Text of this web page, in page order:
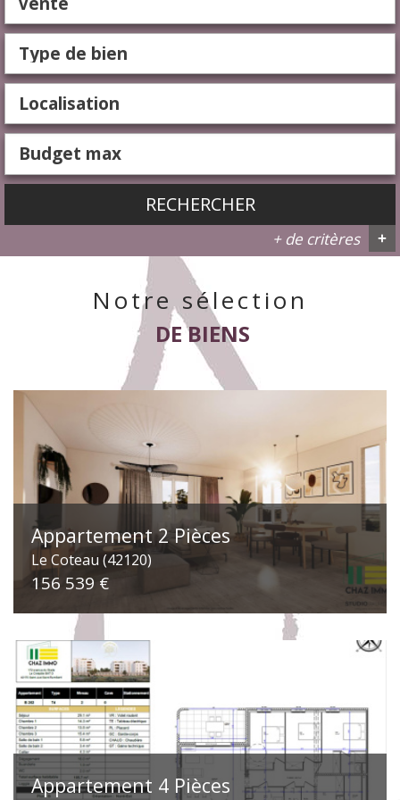
10KM 25KM
RECHERCHER
+ de critères +
Notre sélection
DE BIENS
Appartement 2 Pièces
Le Coteau (42120)
156 539 €
Appartement 4 Pièces